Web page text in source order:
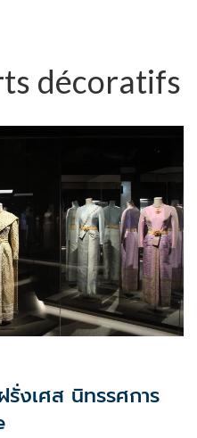
décoratifs
งเศส นิทรรศการ